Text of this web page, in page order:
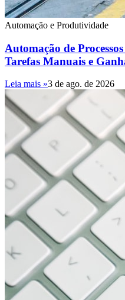
Automação e Produtividade
Automação de
Tarefas Manuais e
Leia mais »3 de ago. de 2026